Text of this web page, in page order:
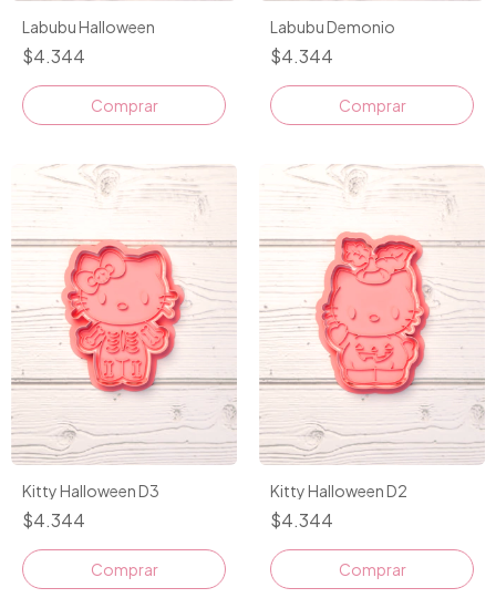
Labubu Halloween
$4.344
Comprar
Labubu Demonio
$4.344
Comprar
Kitty Halloween D3
$4.344
Comprar
Kitty Halloween D2
$4.344
Comprar